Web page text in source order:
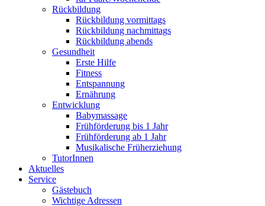
Rückbildung
Rückbildung vormittags
Rückbildung nachmittags
Rückbildung abends
Gesundheit
Erste Hilfe
Fitness
Entspannung
Ernährung
Entwicklung
Babymassage
Frühförderung bis 1 Jahr
Frühförderung ab 1 Jahr
Musikalische Früherziehung
TutorInnen
Aktuelles
Service
Gästebuch
Wichtige Adressen